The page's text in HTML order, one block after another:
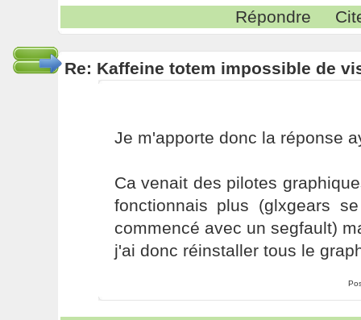
Répondre
Re: Kaffeine totem impossible de
Je m'apporte donc la réponse
Ca venait des pilotes
fonctionnais plus (glxgears
commencé avec un segfault)
j'ai donc réinstaller tous le